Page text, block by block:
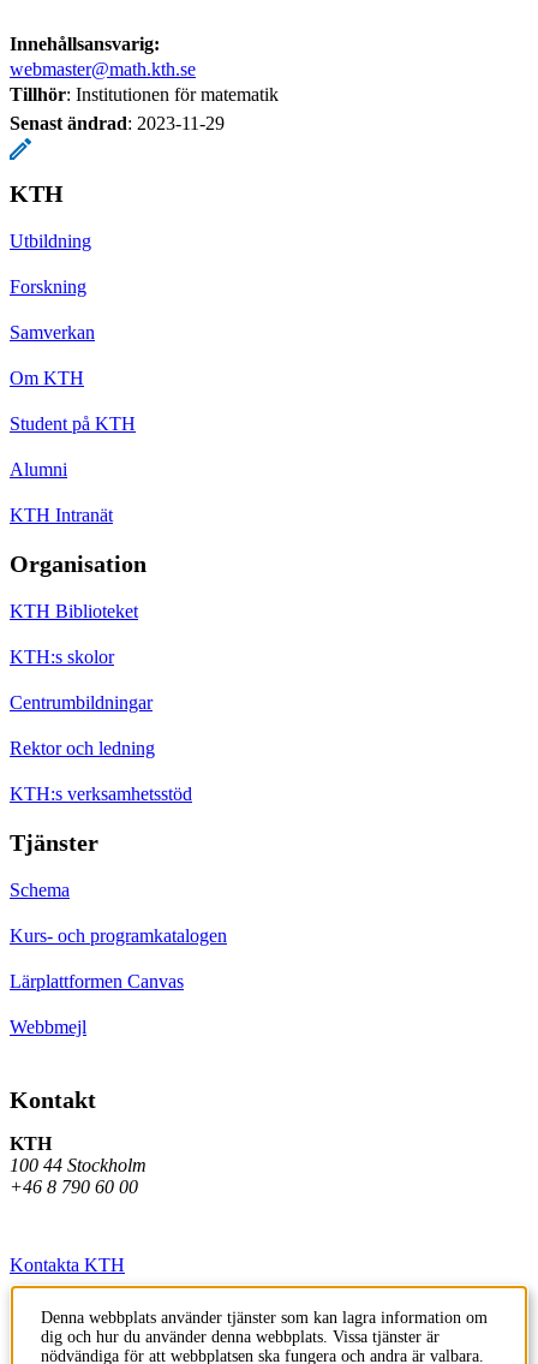
Innehållsansvarig:
webmaster@math.kth.se
Tillhör: Institutionen för matematik
Senast ändrad: 2023-11-29
KTH
Utbildning
Forskning
Samverkan
Om KTH
Student på KTH
Alumni
KTH Intranät
Organisation
KTH Biblioteket
KTH:s skolor
Centrumbildningar
Rektor och ledning
KTH:s verksamhetsstöd
Tjänster
Schema
Kurs- och programkatalogen
Lärplattformen Canvas
Webbmejl
Kontakt
KTH
100 44 Stockholm
+46 8 790 60 00
Kontakta KTH
Jobba på KTH
Press och media
Denna webbplats använder tjänster som kan lagra information om
dig och hur du använder denna webbplats. Vissa tjänster är
nödvändiga för att webbplatsen ska fungera och andra är valbara.